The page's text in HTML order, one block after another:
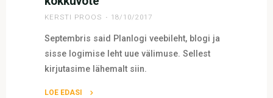
KERSTI PROOS 18/10/2017
Septembris said Planlogi veebileht, blogi ja
sisse logimise leht uue välimuse. Sellest
kirjutasime lähemalt siin.
LOE EDASI